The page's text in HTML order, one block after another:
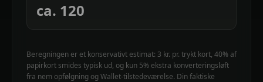
ca. 120
Beregningen er et konservativt estimat: 3 kr. pr. trykt kort, 40% af
papirkort smides typisk ud, og kun 5% ekstra konverteringsløft
fra nem opfølgning og Wallet-tilstedeværelse. Din faktiske